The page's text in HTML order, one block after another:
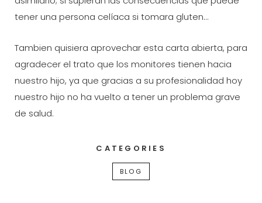
tener una persona celíaca si tomara gluten…
Tambien quisiera aprovechar esta carta abierta, para
agradecer el trato que los monitores tienen hacia
nuestro hijo, ya que gracias a su profesionalidad hoy
nuestro hijo no ha vuelto a tener un problema grave
de salud.
CATEGORIES
BLOG